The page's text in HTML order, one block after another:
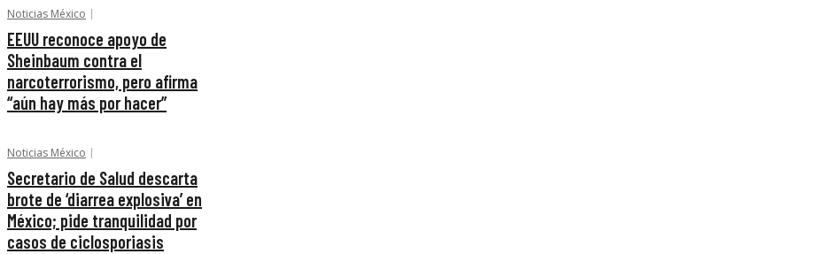
Noticias México
EEUU reconoce apoyo de
Sheinbaum contra el
narcoterrorismo, pero afirma
“aún hay más por hacer”
Noticias México
Secretario de Salud descarta
brote de ‘diarrea explosiva’ en
México; pide tranquilidad por
casos de ciclosporiasis